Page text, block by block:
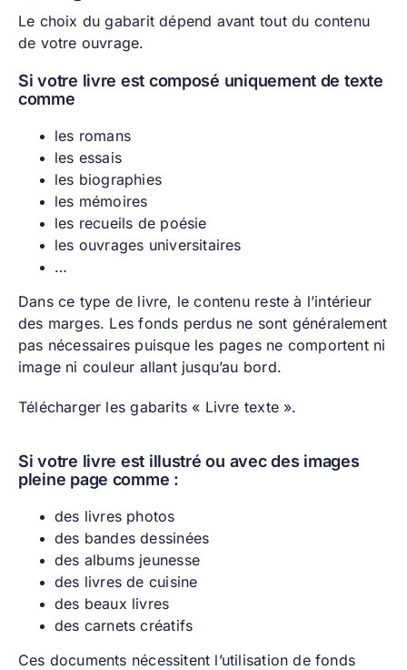
Le choix du gabarit dépend avant tout du contenu
de votre ouvrage.
Si votre livre est composé uniquement de texte
comme
les romans
les essais
les biographies
les mémoires
les recueils de poésie
les ouvrages universitaires
…
Dans ce type de livre, le contenu reste à l’intérieur
des marges. Les fonds perdus ne sont généralement
pas nécessaires puisque les pages ne comportent ni
image ni couleur allant jusqu’au bord.
Télécharger les gabarits « Livre texte ».
Si votre livre est illustré ou avec des images
pleine page comme :
des livres photos
des bandes dessinées
des albums jeunesse
des livres de cuisine
des beaux livres
des carnets créatifs
Ces documents nécessitent l’utilisation de fonds